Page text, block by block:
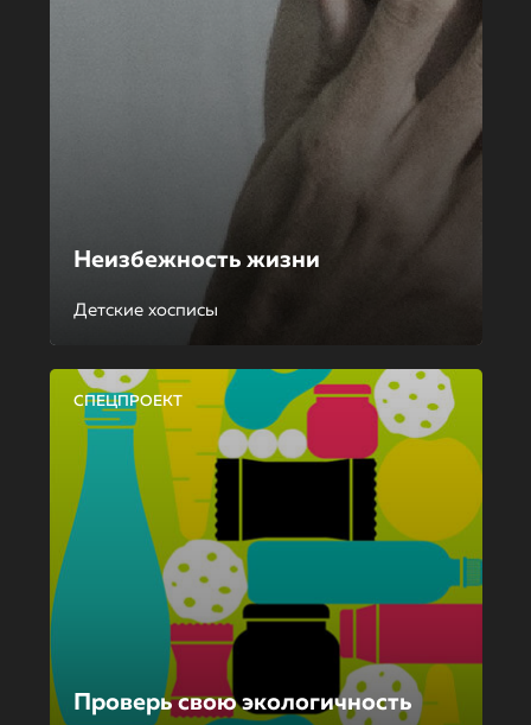
Неизбежность жизни
Детские хосписы
СПЕЦПРОЕКТ
Проверь свою экологичность